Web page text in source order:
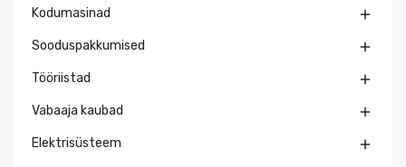
Kodumasinad 
Sooduspakkumised 
Tööriistad 
Vabaaja kaubad 
Elektrisüsteem 